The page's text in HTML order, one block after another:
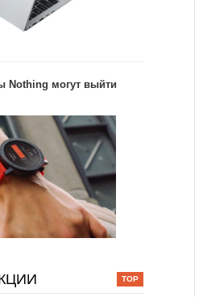
Nothing могут выйти